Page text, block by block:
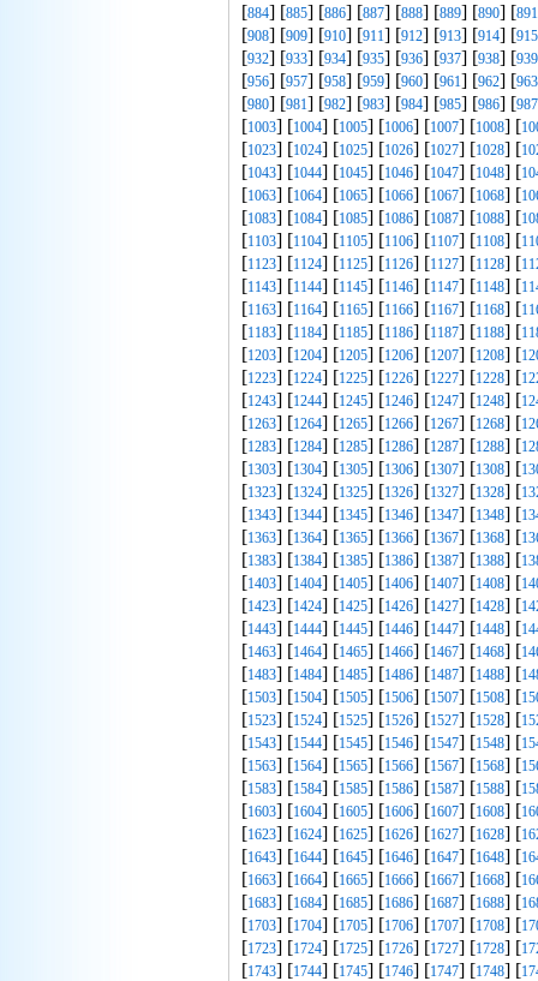
[884] [885] [886] [887] [888] [889] [890] [891
[908] [909] [910] [911] [912] [913] [914] [915
[932] [933] [934] [935] [936] [937] [938] [939
[956] [957] [958] [959] [960] [961] [962] [963
[980] [981] [982] [983] [984] [985] [986] [987
[1003] [1004] [1005] [1006] [1007] [1008] [
[1023] [1024] [1025] [1026] [1027] [1028] [
[1043] [1044] [1045] [1046] [1047] [1048] [
[1063] [1064] [1065] [1066] [1067] [1068] [
[1083] [1084] [1085] [1086] [1087] [1088] [
[1103] [1104] [1105] [1106] [1107] [1108] [
[1123] [1124] [1125] [1126] [1127] [1128] [
[1143] [1144] [1145] [1146] [1147] [1148] [
[1163] [1164] [1165] [1166] [1167] [1168] [
[1183] [1184] [1185] [1186] [1187] [1188] [
[1203] [1204] [1205] [1206] [1207] [1208] [
[1223] [1224] [1225] [1226] [1227] [1228] [
[1243] [1244] [1245] [1246] [1247] [1248] [
[1263] [1264] [1265] [1266] [1267] [1268] [
[1283] [1284] [1285] [1286] [1287] [1288] [
[1303] [1304] [1305] [1306] [1307] [1308] [
[1323] [1324] [1325] [1326] [1327] [1328] [
[1343] [1344] [1345] [1346] [1347] [1348] [
[1363] [1364] [1365] [1366] [1367] [1368] [
[1383] [1384] [1385] [1386] [1387] [1388] [
[1403] [1404] [1405] [1406] [1407] [1408] [
[1423] [1424] [1425] [1426] [1427] [1428] [
[1443] [1444] [1445] [1446] [1447] [1448] [
[1463] [1464] [1465] [1466] [1467] [1468] [
[1483] [1484] [1485] [1486] [1487] [1488] [
[1503] [1504] [1505] [1506] [1507] [1508] [
[1523] [1524] [1525] [1526] [1527] [1528] [
[1543] [1544] [1545] [1546] [1547] [1548] [
[1563] [1564] [1565] [1566] [1567] [1568] [
[1583] [1584] [1585] [1586] [1587] [1588] [
[1603] [1604] [1605] [1606] [1607] [1608] [
[1623] [1624] [1625] [1626] [1627] [1628] [
[1643] [1644] [1645] [1646] [1647] [1648] [
[1663] [1664] [1665] [1666] [1667] [1668] [
[1683] [1684] [1685] [1686] [1687] [1688] [
[1703] [1704] [1705] [1706] [1707] [1708] [
[1723] [1724] [1725] [1726] [1727] [1728] [
[1743] [1744] [1745] [1746] [1747] [1748] [